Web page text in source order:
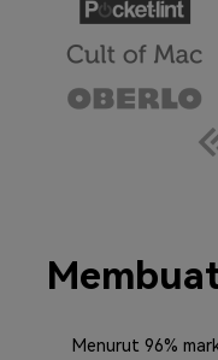
Menurut 96%